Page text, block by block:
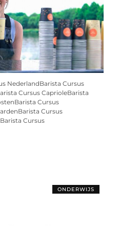
NederlandBarista Cursus
Cursus CaprioleBarista
Cursus
Cursus
Cursus
ONDERWIJS